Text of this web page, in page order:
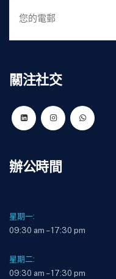
關注社交
辦公時間
星期一:
09:30 am – 17:30 pm
星期二:
09:30 am – 17:30 pm